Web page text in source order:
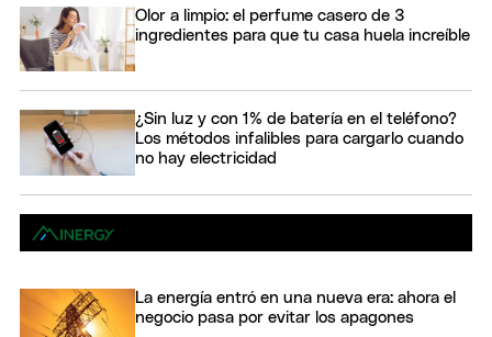
Olor a limpio: el perfume casero de 3
ingredientes para que tu casa huela increíble
¿Sin luz y con 1% de batería en el teléfono?
Los métodos infalibles para cargarlo cuando
no hay electricidad
La energía entró en una nueva era: ahora el
negocio pasa por evitar los apagones